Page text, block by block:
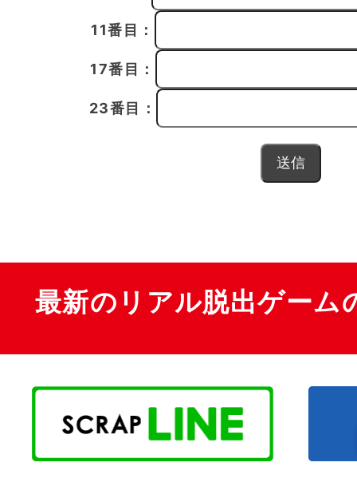
11番目：
17番目：
23番目：
最新のリアル脱出ゲーム